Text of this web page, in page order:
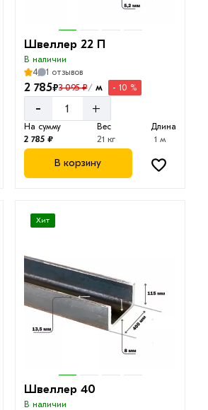
Швеллер 22 П
В наличии
4
1 отзывов
2 785₽3 095 ₽/ м - 10 %
- +
На сумму
2 785 ₽
Вес
21 кг
Длина
1 м
В корзину
Хит
Швеллер 40
В наличии